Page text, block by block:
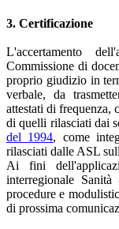
3. Certificazione
L'accertamento
Commissione di
proprio giudizio in
verbale, da
attestati di frequenza,
di quelli rilasciati dai
del 1994, come
rilasciati dalle ASL
Ai fini
interregionale
procedure e
di prossima